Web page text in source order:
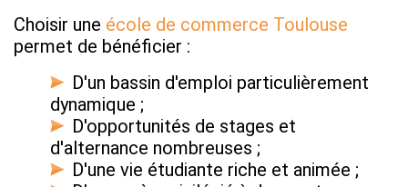
Choisir une école de commerce Toulouse
permet de bénéficier :
D'un bassin d'emploi particulièrement
dynamique ;
D'opportunités de stages et
d'alternance nombreuses ;
D'une vie étudiante riche et animée ;